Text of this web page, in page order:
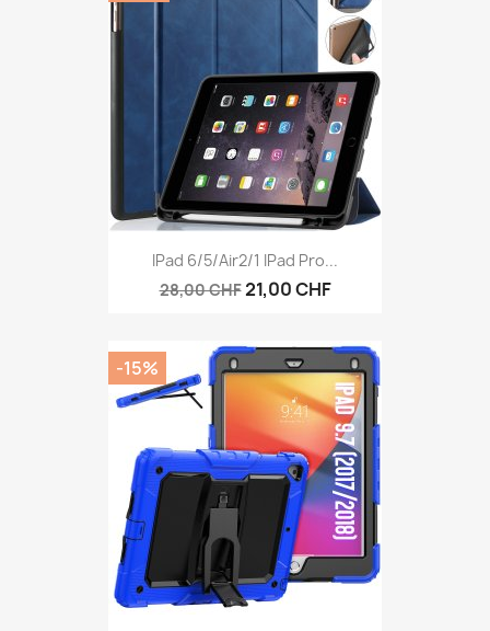
IPad 6/5/Air2/1 IPad Pro...
28,00 CHF21,00 CHF
-15%